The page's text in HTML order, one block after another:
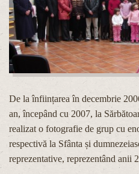
De la înființarea în decembrie
an, începând cu 2007, la
realizat o fotografie de grup cu
respectivă la Sfânta și
reprezentative, reprezentând anii